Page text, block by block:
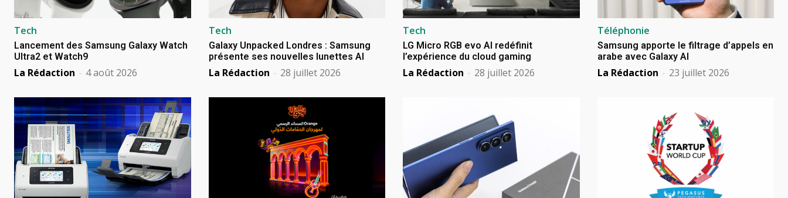
Tech
Lancement des Samsung Galaxy Watch
Ultra2 et Watch9
La Rédaction - 4 août 2026
Tech
Galaxy Unpacked Londres : Samsung
présente ses nouvelles lunettes AI
La Rédaction - 28 juillet 2026
Tech
LG Micro RGB evo AI redéfinit
l’expérience du cloud gaming
La Rédaction - 28 juillet 2026
Téléphonie
Samsung apporte le filtrage d’appels en
arabe avec Galaxy AI
La Rédaction - 23 juillet 2026